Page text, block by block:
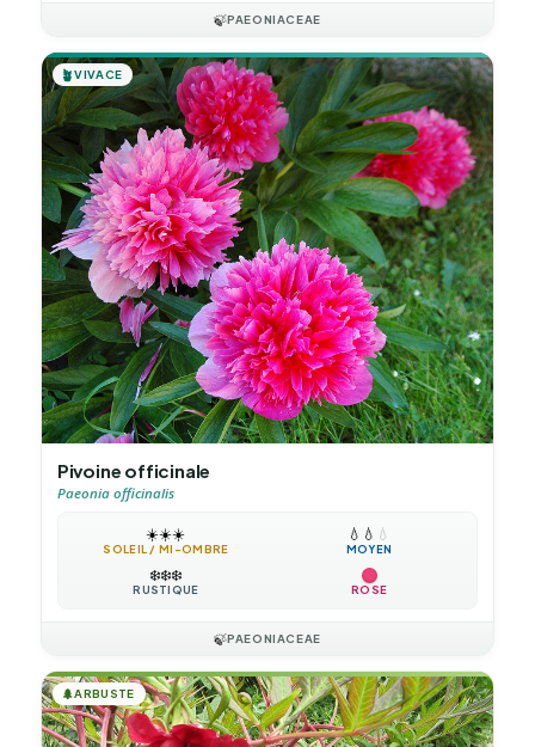
🍃PAEONIACEAE
🪴VIVACE
Pivoine officinale
Paeonia officinalis
☀️☀️☀️
SOLEIL / MI-OMBRE
💧 💧 💧
MOYEN
❄️❄️❄️
RUSTIQUE ROSE
🍃PAEONIACEAE
🌲ARBUSTE